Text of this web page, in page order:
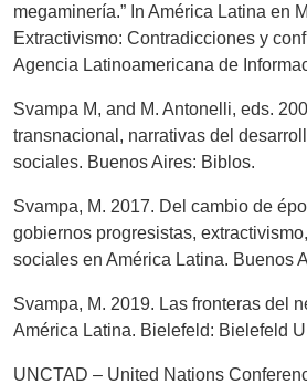
megaminería.” In América Latina en
Extractivismo: Contradicciones y
Agencia Latinoamericana de
Svampa M, and M. Antonelli, eds.
transnacional, narrativas del
sociales. Buenos Aires: Biblos.
Svampa, M. 2017. Del cambio de
gobiernos progresistas,
sociales en América Latina. Buenos
Svampa, M. 2019. Las fronteras del
América Latina. Bielefeld: Bielefeld
UNCTAD – United Nations